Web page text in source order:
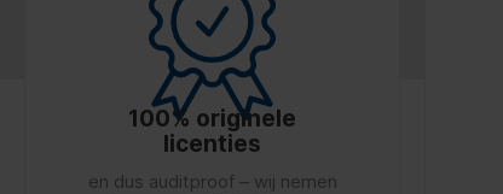
100% originele
licenties
en dus auditproof – wij nemen